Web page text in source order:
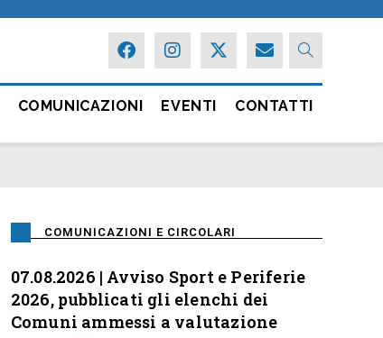
COMUNICAZIONI EVENTI CONTATTI
COMUNICAZIONI E CIRCOLARI
07.08.2026 | Avviso Sport e Periferie
2026, pubblicati gli elenchi dei
Comuni ammessi a valutazione